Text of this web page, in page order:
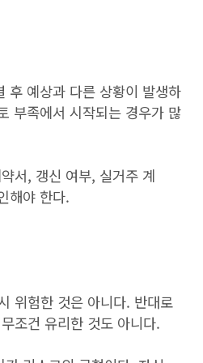
후 예상과 다른 상황이 발생하
부족에서 시작되는 경우가 많
서, 갱신 여부, 실거주 계
해야 한다.
위험한 것은 아니다. 반대로
조건 유리한 것도 아니다.